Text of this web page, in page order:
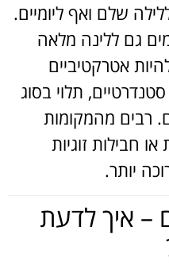
שלם ואף ליומיים.
גם ללינה מלאה
אטרקטיביים
תלוי בסוג
רבים מהמקומות
חבילות זוגיות
יותר.
– איך לדעת